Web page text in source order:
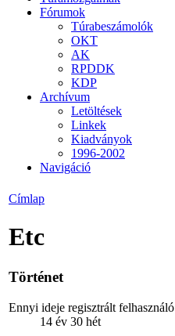
Fórumok
Túrabeszámolók
OKT
AK
RPDDK
KDP
Archívum
Letöltések
Linkek
Kiadványok
1996-2002
Navigáció
Címlap
Etc
Történet
Ennyi ideje regisztrált felhasználó
14 év 30 hét